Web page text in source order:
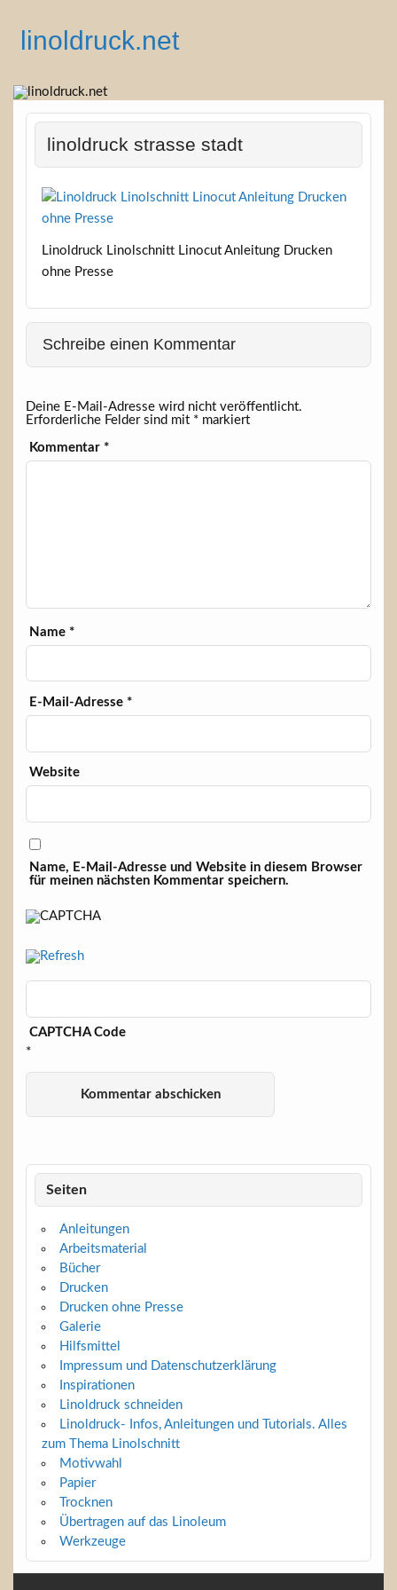
contentlinoldruck.net
linoldruck strasse stadt
Linoldruck Linolschnitt Linocut Anleitung Drucken
ohne Presse
Schreibe einen Kommentar
Deine E-Mail-Adresse wird nicht veröffentlicht.
Erforderliche Felder sind mit *markiert
Kommentar *
Name *
E-Mail-Adresse *
Website
Name, E-Mail-Adresse und Website in diesem Browser
für meinen nächsten Kommentar speichern.
CAPTCHA Code
*
Seiten
Anleitungen
Arbeitsmaterial
Bücher
Drucken
Drucken ohne Presse
Galerie
Hilfsmittel
Impressum und Datenschutzerklärung
Inspirationen
Linoldruck schneiden
Linoldruck- Infos, Anleitungen und Tutorials. Alles
zum Thema Linolschnitt
Motivwahl
Papier
Trocknen
Übertragen auf das Linoleum
Werkzeuge